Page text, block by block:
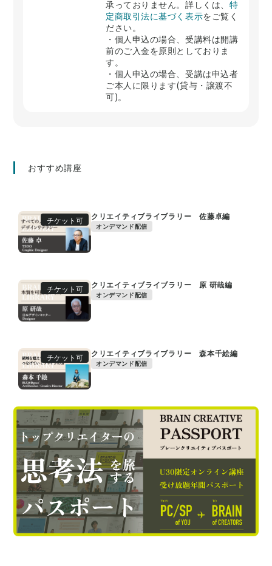
承っておりません。詳しくは、 特
定商取引法に基づく表示をご覧く
ださい。
・個人申込の場合、受講料は開講
前のご入金を原則としておりま
す。
・個人申込の場合、受講は申込者
ご本人に限ります(貸与・譲渡不
可)。
おすすめ講座
チケット可 クリエイティブライブラリー 佐藤卓編
オンデマンド配信
チケット可 クリエイティブライブラリー 原 研哉編
オンデマンド配信
チケット可 クリエイティブライブラリー 森本千絵編
オンデマンド配信